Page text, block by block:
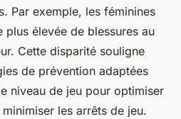
Par exemple, les féminines
plus élevée de blessures au
Cette disparité souligne
de prévention adaptées
niveau de jeu pour optimiser
les arrêts de jeu.